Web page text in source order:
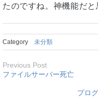
たのですね。神機能だと
Category 未分類
Previous Post
ファイルサーバー死亡
プロ